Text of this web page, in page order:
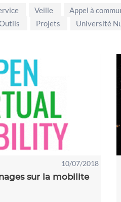
Veille Appel à
Projets Université
10/07/2018
sur la mobilite